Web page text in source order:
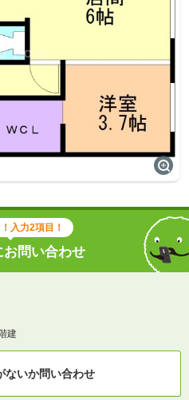
入力2項目！
お問い合わせ
建
ないか問い合わせ